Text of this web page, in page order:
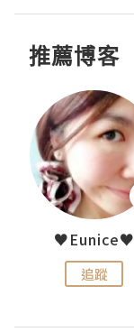
推薦博客
♥Eunice♥
追蹤